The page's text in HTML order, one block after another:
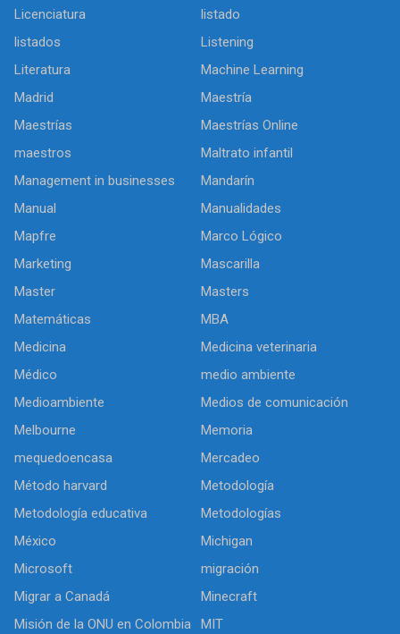
Licenciatura
listado
listados
Listening
Literatura
Machine Learning
Madrid
Maestría
Maestrías
Maestrías Online
maestros
Maltrato infantil
Management in businesses
Mandarín
Manual
Manualidades
Mapfre
Marco Lógico
Marketing
Mascarilla
Master
Masters
Matemáticas
MBA
Medicina
Medicina veterinaria
Médico
medio ambiente
Medioambiente
Medios de comunicación
Melbourne
Memoria
mequedoencasa
Mercadeo
Método harvard
Metodología
Metodología educativa
Metodologías
México
Michigan
Microsoft
migración
Migrar a Canadá
Minecraft
Misión de la ONU en Colombia
MIT